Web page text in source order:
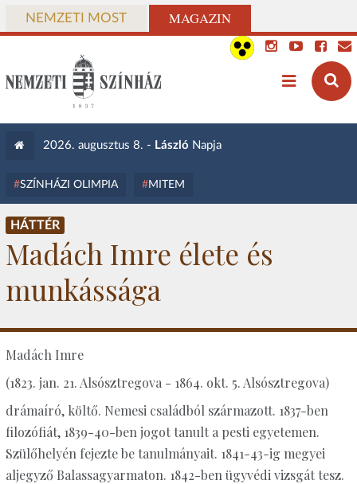
NEMZETI MOST MAGAZIN
2026. augusztus 8. - László Napja
SZÍNHÁZI OLIMPIA MITEM
HÁTTÉR
Madách Imre élete és
munkássága
Madách Imre
(1823. jan. 21. Alsósztregova - 1864. okt. 5. Alsósztregova)
drámaíró, költő. Nemesi családból származott. 1837-ben
filozófiát, 1839-40-ben jogot tanult a pesti egyetemen.
Szülőhelyén fejezte be tanulmányait. 1841-43-ig megyei
aljegyző Balassagyarmaton. 1842-ben ügyvédi vizsgát tesz.